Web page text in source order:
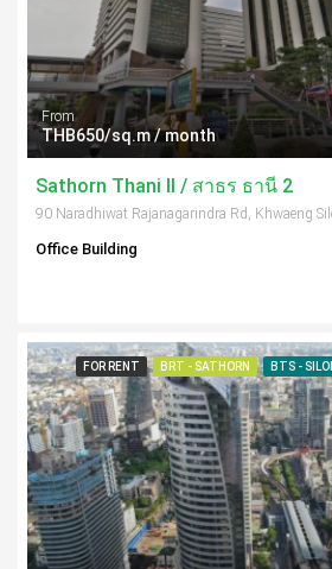
From
THB650/sq.m / month
Sathorn Thani II / สาธร ธานี 2
Office Building
FOR RENT BRT - SATHORN BTS -